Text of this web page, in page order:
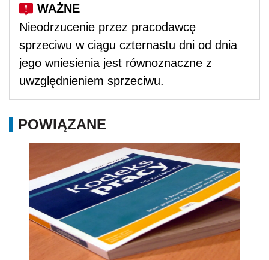
Nieodrzucenie przez pracodawcę
sprzeciwu w ciągu czternastu dni od dnia
jego wniesienia jest równoznaczne z
uwzględnieniem sprzeciwu.
POWIĄZANE